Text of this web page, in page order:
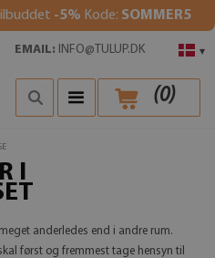
-5% Kode: SOMMER5
▾
EMAIL: INFO@TULUP.DK
(0)
I
anderledes end i andre rum.
først og fremmest tage hensyn til